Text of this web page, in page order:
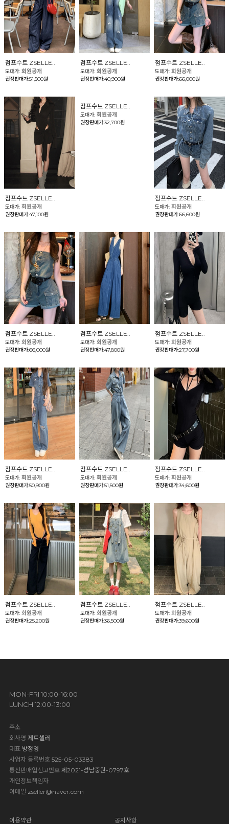
점프수트 ZSELLE..
도매가: 회원공개
권장판매가:51,500원
점프수트 ZSELLE..
도매가: 회원공개
권장판매가:40,900원
점프수트 ZSELLE..
도매가:회원공개
권장판매가:66,000원
점프수트 ZSELLE..
도매가: 회원공개
권장판매가:47,100원
점프수트 ZSELLE..
도매가: 회원공개
권장판매가:32,700원
점프수트 ZSELLE..
도매가:회원공개
권장판매가:66,600원
점프수트 ZSELLE..
도매가: 회원공개
권장판매가:66,000원
점프수트 ZSELLE..
도매가: 회원공개
권장판매가:47,800원
점프수트 ZSELLE..
도매가:회원공개
권장판매가:27,700원
점프수트 ZSELLE..
도매가: 회원공개
권장판매가:50,900원
점프수트 ZSELLE..
도매가: 회원공개
권장판매가:51,500원
점프수트 ZSELLE..
도매가:회원공개
권장판매가:34,600원
점프수트 ZSELLE..
도매가: 회원공개
권장판매가:25,200원
점프수트 ZSELLE..
도매가: 회원공개
권장판매가:36,500원
점프수트 ZSELLE..
도매가:회원공개
권장판매가:39,600원
MON-FRI 10:00-16:00
LUNCH 12:00-13:00
주소
회사명 제트셀러
대표방정영
사업자 등록번호 525-05-03383
통신판매업신고번호 제2021-성남중원-0797호
개인정보책임자
이메일 zseller@naver.com
이용약관 공지사항